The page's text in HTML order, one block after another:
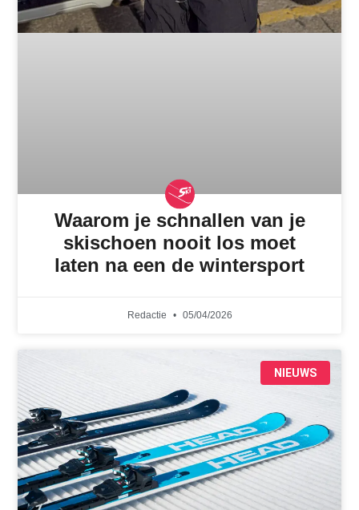
Waarom je schnallen van je
skischoen nooit los moet
laten na een de wintersport
Redactie 05/04/2026
NIEUWS